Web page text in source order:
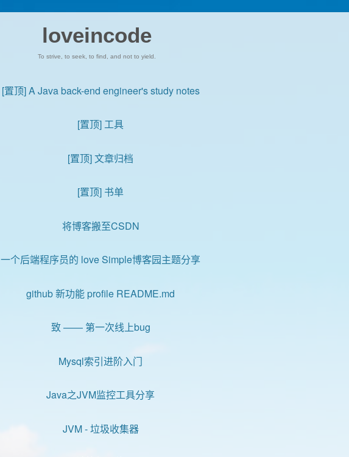
loveincode
To strive, to seek, to find, and not to yield.
[置顶]A Java back-end engineer's study notes
[置顶]工具
[置顶]文章归档
[置顶] 书单
将博客搬至CSDN
一个后端程序员的 love Simple博客园主题分享
github 新功能 profile README.md
致 —— 第一次线上bug
Mysql索引进阶入门
Java之JVM监控工具分享
JVM - 垃圾收集器